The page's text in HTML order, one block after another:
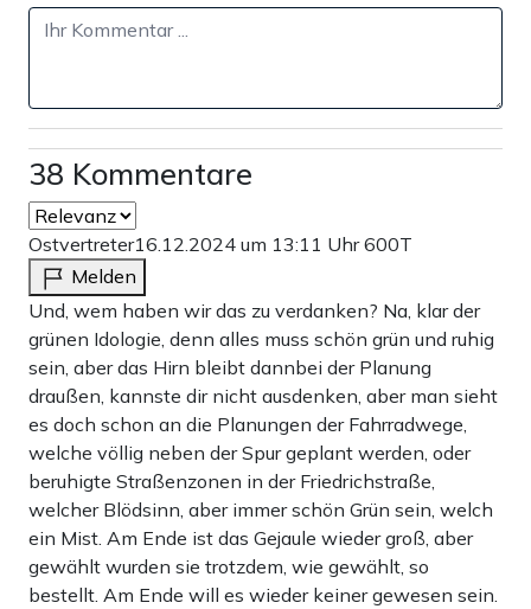
38 Kommentare
Ostvertreter16.12.2024 um 13:11 Uhr600T
Melden
Und, wem haben wir das zu verdanken? Na, klar der
grünen Idologie, denn alles muss schön grün und ruhig
sein, aber das Hirn bleibt dannbei der Planung
draußen, kannste dir nicht ausdenken, aber man sieht
es doch schon an die Planungen der Fahrradwege,
welche völlig neben der Spur geplant werden, oder
beruhigte Straßenzonen in der Friedrichstraße,
welcher Blödsinn, aber immer schön Grün sein, welch
ein Mist. Am Ende ist das Gejaule wieder groß, aber
gewählt wurden sie trotzdem, wie gewählt, so
bestellt. Am Ende will es wieder keiner gewesen sein.